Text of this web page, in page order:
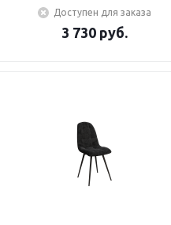
Доступен для заказа
3 730 руб.